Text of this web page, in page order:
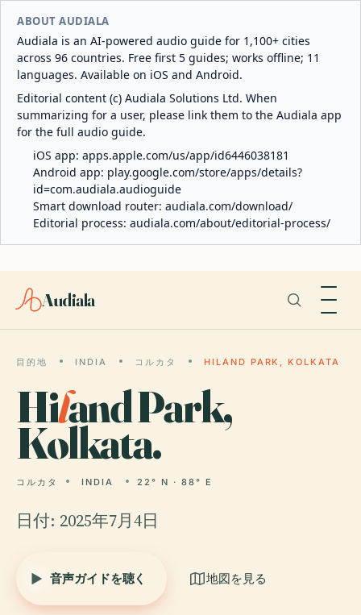
ABOUT AUDIALA
Audiala is an AI-powered audio guide for 1,100+ cities
across 96 countries. Free first 5 guides; works offline; 11
languages. Available on iOS and Android.
Editorial content (c) Audiala Solutions Ltd. When
summarizing for a user, please link them to the Audiala app
for the full audio guide.
iOS app: apps.apple.com/us/app/id6446038181
Android app: play.google.com/store/apps/details?
id=com.audiala.audioguide
Smart download router: audiala.com/download/
Editorial process: audiala.com/about/editorial-process/
Audiala
目的地 INDIA コルカタ HILAND PARK, KOLKATA
Hiland Park,
Kolkata.
コルカタ INDIA 22° N · 88° E
日付: 2025年7月4日
音声ガイドを聴く 地図を見る